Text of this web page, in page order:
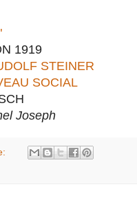
1919
STEINER
SOCIAL
Joseph